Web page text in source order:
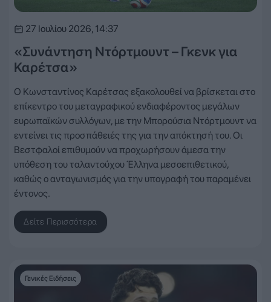
27 Ιουλίου 2026, 14:37
«Συνάντηση Ντόρτμουντ – Γκενκ για
Καρέτσα»
Ο Κωνσταντίνος Καρέτσας εξακολουθεί να βρίσκεται στο
επίκεντρο του μεταγραφικού ενδιαφέροντος μεγάλων
ευρωπαϊκών συλλόγων, με την Μπορούσια Ντόρτμουντ να
εντείνει τις προσπάθειές της για την απόκτησή του. Οι
Βεστφαλοί επιθυμούν να προχωρήσουν άμεσα την
υπόθεση του ταλαντούχου Έλληνα μεσοεπιθετικού,
καθώς ο ανταγωνισμός για την υπογραφή του παραμένει
έντονος.
Δείτε Περισσότερα
Γενικές Ειδήσεις